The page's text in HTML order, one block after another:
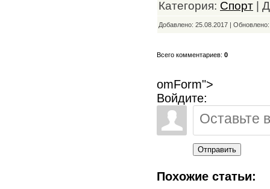
Категория: Спорт |
Добавлено: 25.08.2017 |
Всего комментариев: 0
omForm">
Войдите:
Отправить
Похожие статьи: